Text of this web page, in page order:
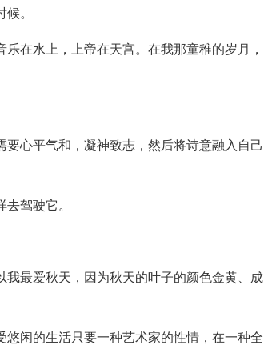
。
在水上，上帝在天宫。在我那童稚的岁月，
心平气和，凝神致志，然后将诗意融入自己
驾驶它。
最爱秋天，因为秋天的叶子的颜色金黄、成
闲的生活只要一种艺术家的性情，在一种全